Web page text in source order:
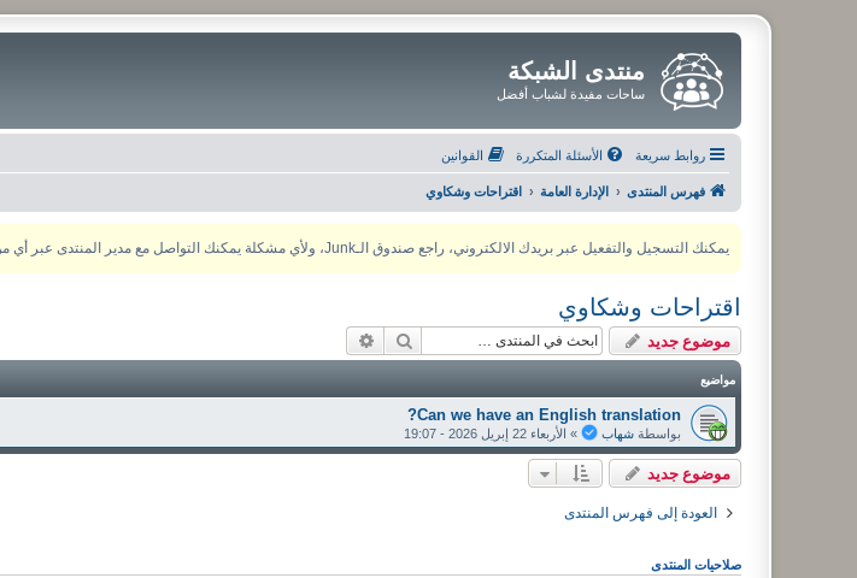
منتدى الشبكة
ساحات مفيدة لشباب أفضل
روابط سريعة الأسئلة المتكررة القوانين
فهرس المنتدى الإدارة العامة اقتراحات وشكاوي
يمكنك التسجيل والتفعيل عبر بريدك الالكتروني، راجع صندوق الـJunk، ولأي مشكلة يمكنك التواصل مع مدير المنتدى عبر أي من وسائل التواصل الاجتماعي
اقتراحات وشكاوي
موضوع جديد بحث
مواضيع
Can we have an English translation?
بواسطة شهاب » الأربعاء 22 إبريل 2026 - 19:07
موضوع جديد
العودة إلى فهرس المنتدى
صلاحيات المنتدى